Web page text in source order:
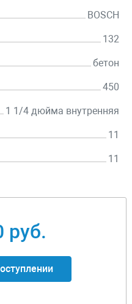
BOSCH
132
бетон
450
1 1/4 дюйма внутренняя
11
11
руб.